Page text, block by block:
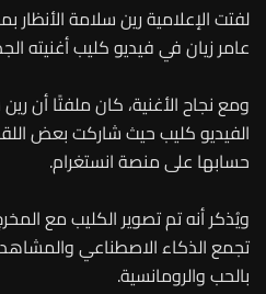
لفتت الإعلامية رين سلامة الأنظار
عامر زيان في فيديو كليب أغنيته
ومع نجاح الأغنية، كان ملفتًا أن
الفيديو كليب حيث شاركت بعض
حسابها على منصة انستغرام.
ويُذكر أنه تم تصوير الكليب مع
تجمع الذكاء الاصطناعي والمشاهد
بالحب والرومانسية.